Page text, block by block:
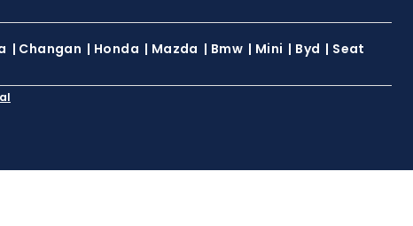
| Changan | Honda | Mazda | Bmw | Mini | Byd | Seat